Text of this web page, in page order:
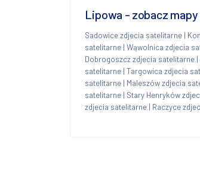
Lipowa - zobacz
Sadowice zdjecia satelitarne |
satelitarne | Wąwolnica zdjecia
Dobrogoszcz zdjecia satelitarne |
satelitarne | Targowica zdjecia
satelitarne | Maleszów zdjecia
satelitarne | Stary Henryków
zdjecia satelitarne | Raczyce